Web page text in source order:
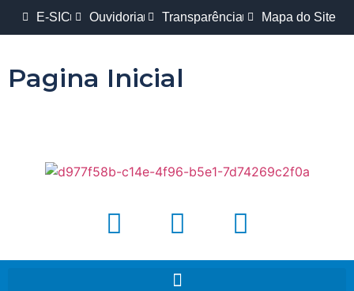
E-SIC Ouvidoria Transparência Mapa do Site
Pagina Inicial